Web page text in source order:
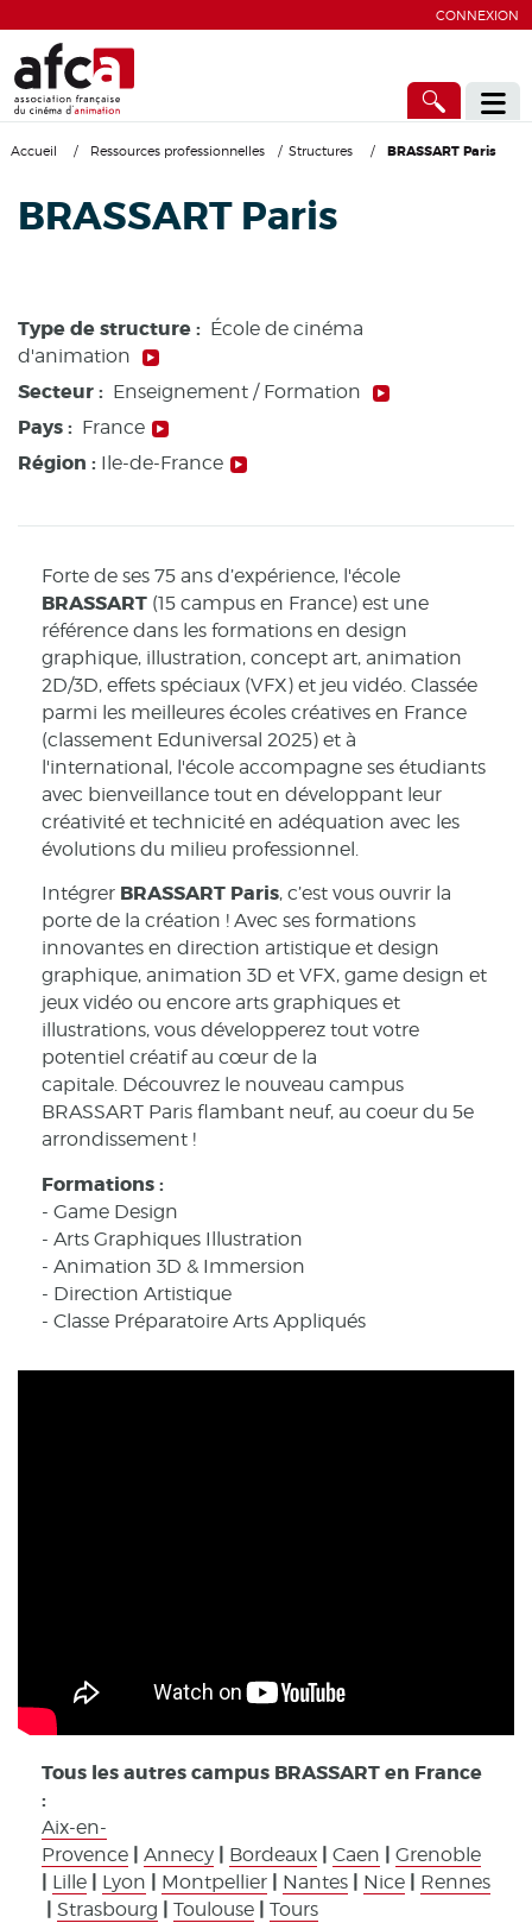
CONNEXION
Accueil / Ressources professionnelles / Structures / BRASSART Paris
BRASSART Paris
Type de structure : École de cinéma
d'animation
Secteur : Enseignement / Formation
Pays : France
Région : Ile-de-France
Forte de ses 75 ans d’expérience, l'école
BRASSART (15 campus en France) est une
référence dans les formations en design
graphique, illustration, concept art, animation
2D/3D, effets spéciaux (VFX) et jeu vidéo. Classée
parmi les meilleures écoles créatives en France
(classement Eduniversal 2025) et à
l'international, l'école accompagne ses étudiants
avec bienveillance tout en développant leur
créativité et technicité en adéquation avec les
évolutions du milieu professionnel.
Intégrer BRASSART Paris, c’est vous ouvrir la
porte de la création ! Avec ses formations
innovantes en direction artistique et design
graphique, animation 3D et VFX, game design et
jeux vidéo ou encore arts graphiques et
illustrations, vous développerez tout votre
potentiel créatif au cœur de la
capitale. Découvrez le nouveau campus
BRASSART Paris flambant neuf, au coeur du 5e
arrondissement !
Formations :
- Game Design
- Arts Graphiques Illustration
- Animation 3D & Immersion
- Direction Artistique
- Classe Préparatoire Arts Appliqués
Tous les autres campus BRASSART en France
:
Aix-en-
Provence | Annecy | Bordeaux | Caen | Grenoble
| Lille | Lyon | Montpellier | Nantes | Nice | Rennes
| Strasbourg | Toulouse | Tours